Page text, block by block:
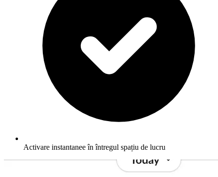
Activare instantanee în întregul spațiu de lucru